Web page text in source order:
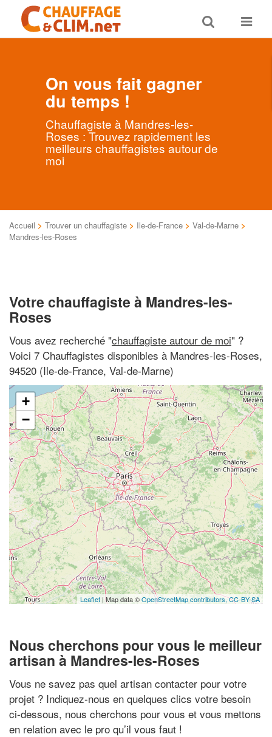
Toggle
search
Toggle
On vous fait gagner
du temps !
Chauffagiste à Mandres-les-
Roses : Trouvez rapidement les
meilleurs chauffagistes autour de
moi
Accueil > Trouver un chauffagiste > Ile-de-France > Val-de-Marne >
Mandres-les-Roses
Votre chauffagiste à Mandres-les-
Roses
Vous avez recherché "chauffagiste autour de moi" ?
Voici 7 Chauffagistes disponibles à Mandres-les-Roses,
94520 (Ile-de-France, Val-de-Marne)
+
−
Leaflet | Map data ©OpenStreetMap contributors,CC-BY-SA
Nous cherchons pour vous le meilleur
artisan à Mandres-les-Roses
Vous ne savez pas quel artisan contacter pour votre
projet ? Indiquez-nous en quelques clics votre besoin
ci-dessous, nous cherchons pour vous et vous mettons
en relation avec le pro qu’il vous faut !